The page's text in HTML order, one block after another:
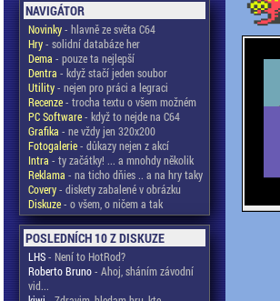
NAVIGÁTOR
Novinky- hlavně ze světa C64
Hry- solidní databáze her
Dema - pouze ta nejlepší
Dentra - když stačí jeden soubor
Utility- nejen pro práci a legraci
Recenze- trocha textu o všem možném
PC Software- když to nejde na C64
Grafika - ne vždy jen 320x200
Fotogalerie- důkazy nejen z akcí
Intra - ty začátky! ... a mnohdy několik
Reklama - na ticho dňies .. a na hry taky
Covery- diskety zabalené v obrázku
Diskuze- o všem, o ničem a tak
POSLEDNÍCH 10 Z DISKUZE
LHS- Není to HotRod?
Roberto Bruno- Ahoj, sháním závodní
vid...